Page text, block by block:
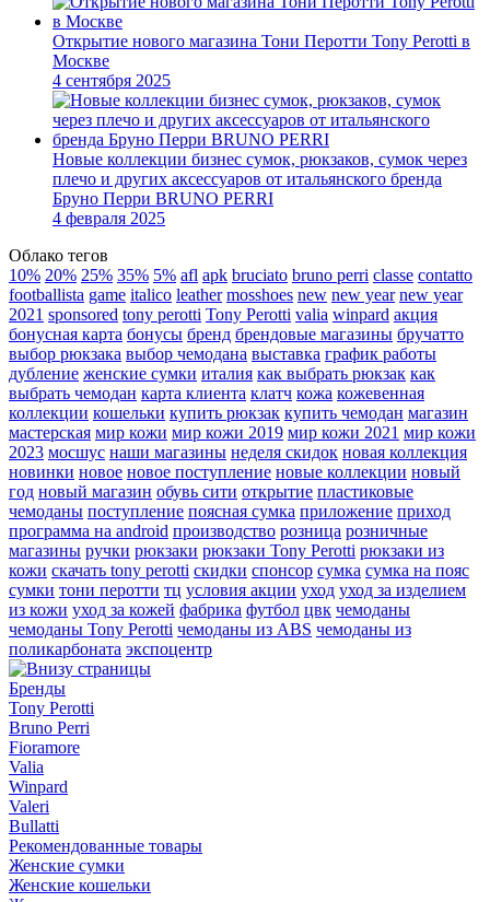
Открытие нового магазина Тони Перотти Tony Perotti в
Москве
4 сентября 2025
Новые коллекции бизнес сумок, рюкзаков, сумок через
плечо и других аксессуаров от итальянского бренда
Бруно Перри BRUNO PERRI
4 февраля 2025
Облако тегов
10% 20% 25% 35% 5% afl apk bruciato bruno perri classe contatto
footballista game italico leather mosshoes new new year new year
2021 sponsored tony perotti Tony Perotti valia winpard акция
бонусная карта бонусы бренд брендовые магазины бручатто
выбор рюкзака выбор чемодана выставка график работы
дубление женские сумки италия как выбрать рюкзак как
выбрать чемодан карта клиента клатч кожа кожевенная
коллекции кошельки купить рюкзак купить чемодан магазин
мастерская мир кожи мир кожи 2019 мир кожи 2021 мир кожи
2023 мосшус наши магазины неделя скидок новая коллекция
новинки новое новое поступление новые коллекции новый
год новый магазин обувь сити открытие пластиковые
чемоданы поступление поясная сумка приложение приход
программа на android производство розница розничные
магазины ручки рюкзаки рюкзаки Tony Perotti рюкзаки из
кожи скачать tony perotti скидки спонсор сумка сумка на пояс
сумки тони перотти тц условия акции уход уход за изделием
из кожи уход за кожей фабрика футбол цвк чемоданы
чемоданы Tony Perotti чемоданы из ABS чемоданы из
поликарбоната экспоцентр
Бренды
Tony Perotti
Bruno Perri
Fioramore
Valia
Winpard
Valeri
Bullatti
Рекомендованные товары
Женские сумки
Женские кошельки